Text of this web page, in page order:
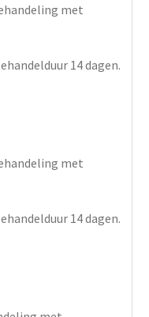
met
14 dagen.
met
14 dagen.